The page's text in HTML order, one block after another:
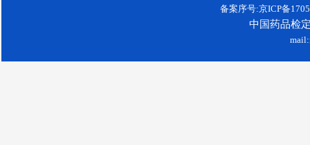
备案序号:京ICP备
中国药品检